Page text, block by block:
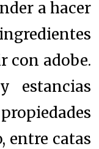
a hacer
con adobe.
estancias
entre catas